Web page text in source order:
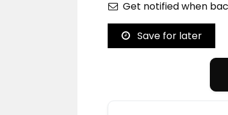
Get notified when
Save for later